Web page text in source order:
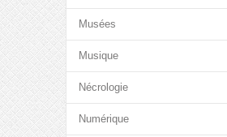
Musées
Musique
Nécrologie
Numérique